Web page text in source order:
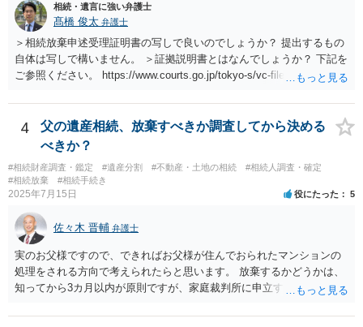
相続・遺言に強い弁護士
髙橋 俊太 弁護士
＞相続放棄申述受理証明書の写しで良いのでしょうか？ 提出するもの
自体は写しで構いません。 ＞証拠説明書とはなんでしょうか？ 下記を
ご参照ください。 https://www.courts.go.jp/tokyo-s/vc-files/tokyo-s/file/
4
父の遺産相続、放棄すべきか調査してから決める
べきか？
#相続財産調査・鑑定 #遺産分割 #不動産・土地の相続
#相続人調査・確定
#相続放棄
#相続手続き
2025年7月15日 役にたった 5
佐々木 晋輔 弁護士
実のお父様ですので、できればお父様が住んでおられたマンションの
処理をされる方向で考えられたらと思います。 放棄するかどうかは、
知ってから3カ月以内が原則ですが、家庭裁判所に申立すれば3カ月の
放棄するかどうか決めることができます。 銀行やサラ金が数年も放置